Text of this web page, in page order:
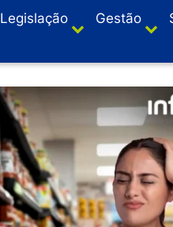
Legislação Gestão